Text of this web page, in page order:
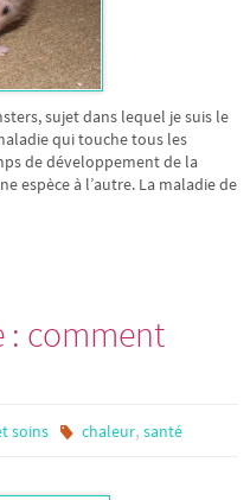
sujet dans lequel je suis le
qui touche tous les
de développement de la
espèce à l’autre. La maladie de
: comment
soins chaleur,santé